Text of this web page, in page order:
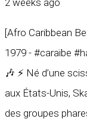
[Afro Caribbean
1979 - #caraïbe
🎶 ⚡ Né d’une
aux États-Unis,
des groupes